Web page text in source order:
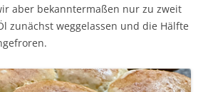
aber bekanntermaßen nur zu zweit
zunächst weggelassen und die Hälfte